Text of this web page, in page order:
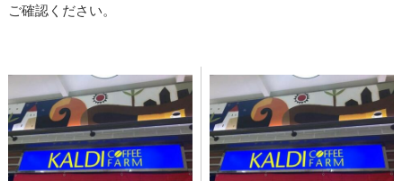
ご確認ください。